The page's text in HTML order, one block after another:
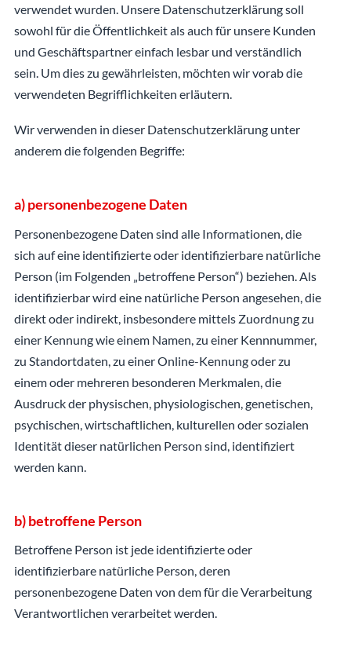
verwendet wurden. Unsere Datenschutzerklärung soll
sowohl für die Öffentlichkeit als auch für unsere Kunden
und Geschäftspartner einfach lesbar und verständlich
sein. Um dies zu gewährleisten, möchten wir vorab die
verwendeten Begrifflichkeiten erläutern.
Wir verwenden in dieser Datenschutzerklärung unter
anderem die folgenden Begriffe:
a) personenbezogene Daten
Personenbezogene Daten sind alle Informationen, die
sich auf eine identifizierte oder identifizierbare natürliche
Person (im Folgenden „betroffene Person“) beziehen. Als
identifizierbar wird eine natürliche Person angesehen, die
direkt oder indirekt, insbesondere mittels Zuordnung zu
einer Kennung wie einem Namen, zu einer Kennnummer,
zu Standortdaten, zu einer Online-Kennung oder zu
einem oder mehreren besonderen Merkmalen, die
Ausdruck der physischen, physiologischen, genetischen,
psychischen, wirtschaftlichen, kulturellen oder sozialen
Identität dieser natürlichen Person sind, identifiziert
werden kann.
b) betroffene Person
Betroffene Person ist jede identifizierte oder
identifizierbare natürliche Person, deren
personenbezogene Daten von dem für die Verarbeitung
Verantwortlichen verarbeitet werden.